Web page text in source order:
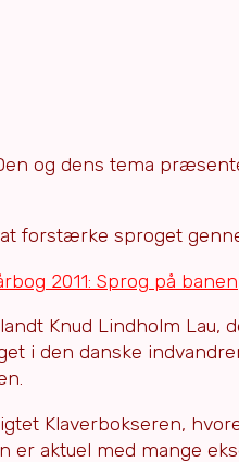
Den og dens tema
forstærke sproget
Knud Lindholm
i den danske
Klaverbokseren,
er aktuel med mange